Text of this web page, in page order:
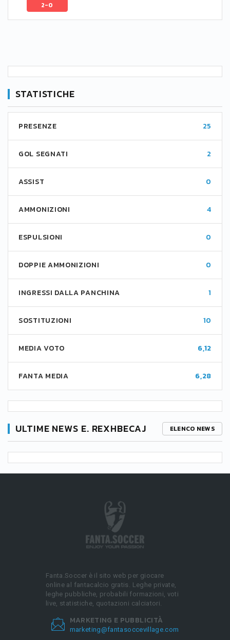
2-0
STATISTICHE
PRESENZE 25
GOL SEGNATI 2
ASSIST 0
AMMONIZIONI 4
ESPULSIONI 0
DOPPIE AMMONIZIONI 0
INGRESSI DALLA PANCHINA 1
SOSTITUZIONI 10
MEDIA VOTO 6,12
FANTA MEDIA 6,28
ULTIME NEWS E. REXHBECAJ ELENCO NEWS
Fanta.Soccer è il sito web per giocare
online al fantacalcio gratis. Leghe private,
leghe pubbliche, probabili formazioni, voti
live, statistiche, quotazioni calciatori.
MARKETING E PUBBLICITÀ
marketing@fantasoccevillage.com